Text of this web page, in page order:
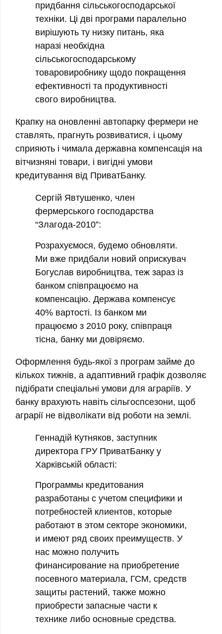
придбання сільськогосподарської
техніки. Ці дві програми паралельно
вирішують ту низку питань, яка
наразі необхідна
сільськогосподарському
товаровиробнику щодо покращення
ефективності та продуктивності
свого виробництва.
Крапку на оновленні автопарку фермери не
ставлять, прагнуть розвиватися, і цьому
сприяють і чимала державна компенсація на
вітчизняні товари, і вигідні умови
кредитування від ПриватБанку.
Сергій Явтушенко, член
фермерського господарства
“Злагода-2010”:
Розрахуємося, будемо обновляти.
Ми вже придбали новий оприскувач
Богуслав виробництва, теж зараз із
банком співпрацюємо на
компенсацію. Держава компенсує
40% вартості. Із банком ми
працюємо з 2010 року, співпраця
тісна, банку ми довіряємо.
Оформлення будь-якої з програм займе до
кількох тижнів, а адаптивний графік дозволяє
підібрати спеціальні умови для аграріїв. У
банку врахують навіть сільгоспсезони, щоб
аграрії не відволікати від роботи на землі.
Геннадій Кутняков, заступник
директора ГРУ ПриватБанку у
Харківській області:
Программы кредитования
разработаны с учетом специфики и
потребностей клиентов, которые
работают в этом секторе экономики,
и имеют ряд своих преимуществ. У
нас можно получить
финансирование на приобретение
посевного материала, ГСМ, средств
защиты растений, также можно
приобрести запасные части к
технике либо основные средства.